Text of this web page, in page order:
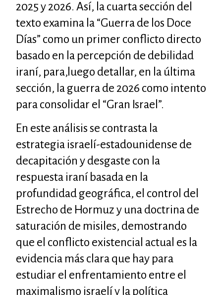
2025 y 2026. Así, la cuarta sección del
texto examina la “Guerra de los Doce
Días” como un primer conflicto directo
basado en la percepción de debilidad
iraní, para,luego detallar, en la última
sección, la guerra de 2026 como intento
para consolidar el “Gran Israel”.
En este análisis se contrasta la
estrategia israelí-estadounidense de
decapitación y desgaste con la
respuesta iraní basada en la
profundidad geográfica, el control del
Estrecho de Hormuz y una doctrina de
saturación de misiles, demostrando
que el conflicto existencial actual es la
evidencia más clara que hay para
estudiar el enfrentamiento entre el
maximalismo israelí y la política